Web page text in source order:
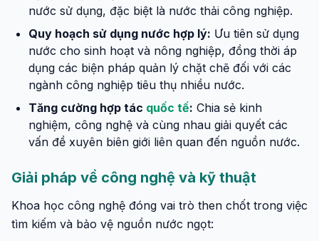
nước sử dụng, đặc biệt là nước thải công nghiệp.
Quy hoạch sử dụng nước hợp lý: Ưu tiên sử dụng
nước cho sinh hoạt và nông nghiệp, đồng thời áp
dụng các biện pháp quản lý chặt chẽ đối với các
ngành công nghiệp tiêu thụ nhiều nước.
Tăng cường hợp tác quốc tế: Chia sẻ kinh
nghiệm, công nghệ và cùng nhau giải quyết các
vấn đề xuyên biên giới liên quan đến nguồn nước.
Giải pháp về công nghệ và kỹ thuật
Khoa học công nghệ đóng vai trò then chốt trong việc
tìm kiếm và bảo vệ nguồn nước ngọt: